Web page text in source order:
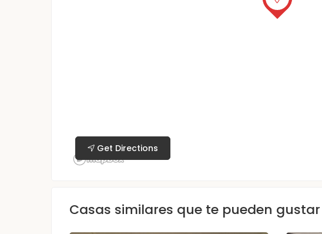
Get Directions
Casas similares que te pueden gustar